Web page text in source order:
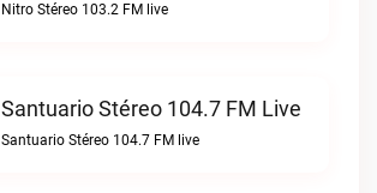
Nitro Stéreo 103.2 FM live
Santuario Stéreo 104.7 FM Live
Santuario Stéreo 104.7 FM live